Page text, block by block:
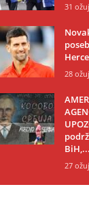
31
28
BiH,...
27